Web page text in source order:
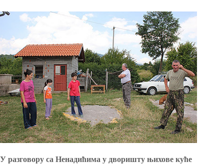
У разговору са Ненадићима у дворишту њихове куће